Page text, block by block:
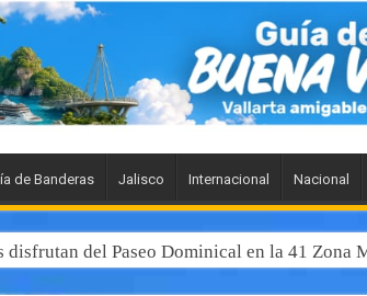
de Banderas Jalisco Internacional Nacional
disfrutan del Paseo Dominical en la 41 Zona